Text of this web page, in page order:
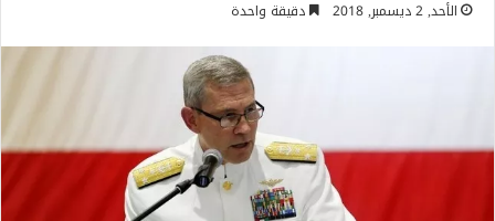
الأحد, 2 ديسمبر, 2018 دقيقة واحدة